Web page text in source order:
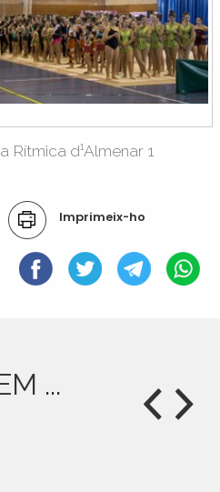
Rítmica d¹Almenar 1
Imprimeix-ho
...